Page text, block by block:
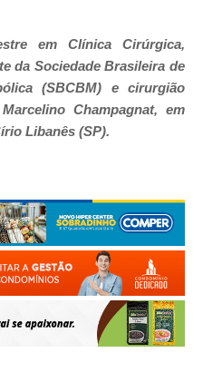
em Clínica Cirúrgica,
da Sociedade Brasileira de
(SBCBM) e cirurgião
Champagnat, em
Libanês (SP).